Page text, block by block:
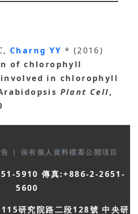
Charng YY * (2016)
of chlorophyll
in chlorophyll
Plant Cell,
| 保有個人資料檔案公開項目
5910 傳真:+886-2-2651-
5600
研究院路二段128號 中央研